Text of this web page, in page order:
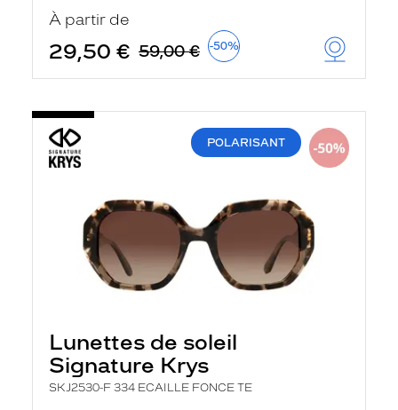
À partir de
29,50 € 59,00 € -50%
POLARISANT
Lunettes de soleil
Signature Krys
SKJ2530-F 334 ECAILLE FONCE TE